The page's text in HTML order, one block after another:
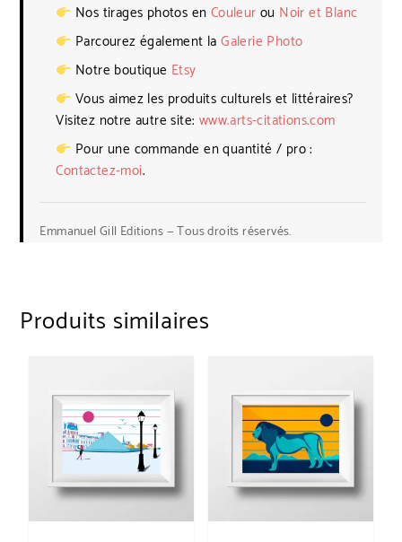
Nos tirages photos en Couleur ou Noir et Blanc
Parcourez également laGalerie Photo
Notre boutique Etsy
Vous aimez les produits culturels et littéraires?
Visitez notre autre site: www.arts-citations.com
Pour une commande en quantité / pro :
Contactez-moi.
Emmanuel Gill Editions — Tous droits réservés.
Produits similaires